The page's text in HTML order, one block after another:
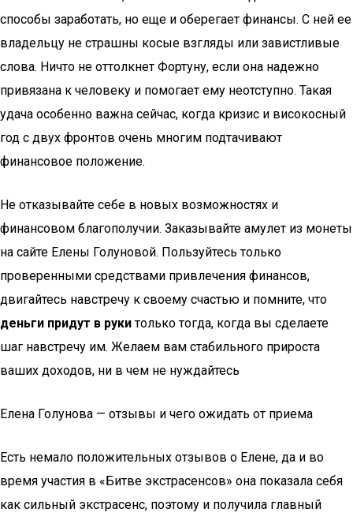
способы заработать, но еще и оберегает финансы. С ней ее
владельцу не страшны косые взгляды или завистливые
слова. Ничто не оттолкнет Фортуну, если она надежно
привязана к человеку и помогает ему неотступно. Такая
удача особенно важна сейчас, когда кризис и високосный
год с двух фронтов очень многим подтачивают
финансовое положение.
Не отказывайте себе в новых возможностях и
финансовом благополучии. Заказывайте амулет из монеты
на сайте Елены Голуновой. Пользуйтесь только
проверенными средствами привлечения финансов,
двигайтесь навстречу к своему счастью и помните, что
деньги придут в рукитолько тогда, когда вы сделаете
шаг навстречу им. Желаем вам стабильного прироста
ваших доходов, ни в чем не нуждайтесь
Елена Голунова — отзывы и чего ожидать от приема
Есть немало положительных отзывов о Елене, да и во
время участия в «Битве экстрасенсов» она показала себя
как сильный экстрасенс, поэтому и получила главный